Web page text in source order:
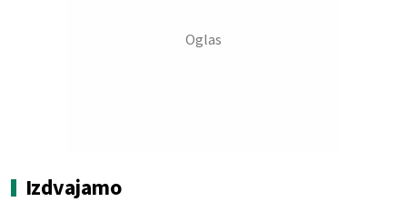
Izdvajamo